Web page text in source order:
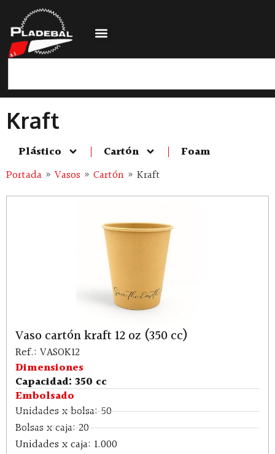
Kraft
Plástico Cartón
Foam
Portada » Vasos » Cartón » Kraft
Vaso cartón kraft 12 oz (350 cc)
Ref.: VASOK12
Dimensiones
Capacidad: 350 cc
Embolsado
Unidades x bolsa: 50
Bolsas x caja: 20
Unidades x caja: 1.000